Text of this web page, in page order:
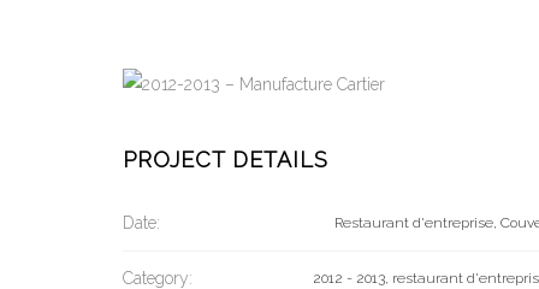
PROJECT DETAILS
Restaurant d'entreprise,
Date:
2012 - 2013, restaurant
Category: